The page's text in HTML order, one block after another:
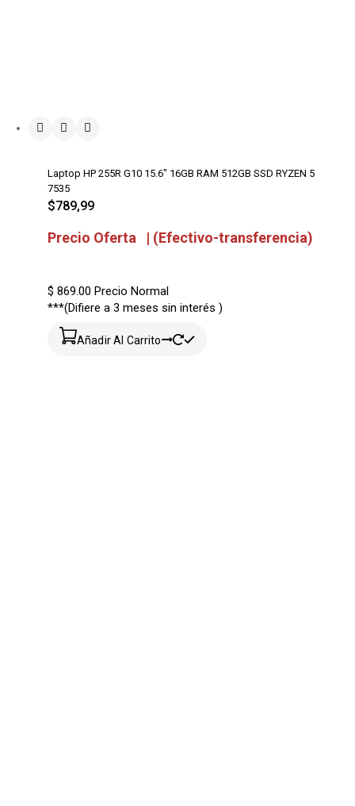
Laptop HP 255R G10 15.6″ 16GB RAM 512GB SSD RYZEN 5
7535
$789,99
Precio Oferta | (Efectivo-transferencia)
$ 869.00 Precio Normal
***(Difiere a 3 meses sin interés )
Añadir Al Carrito